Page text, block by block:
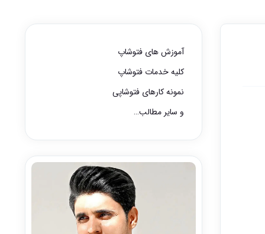
آموزش های فتوشاپ
کلیه خدمات فتوشاپ
نمونه کارهای فتوشاپی
و سایر مطالب…